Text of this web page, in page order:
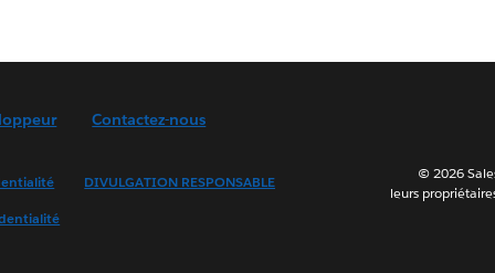
Contactez-nous
DIVULGATION RESPONSABLE
© 2026
leurs